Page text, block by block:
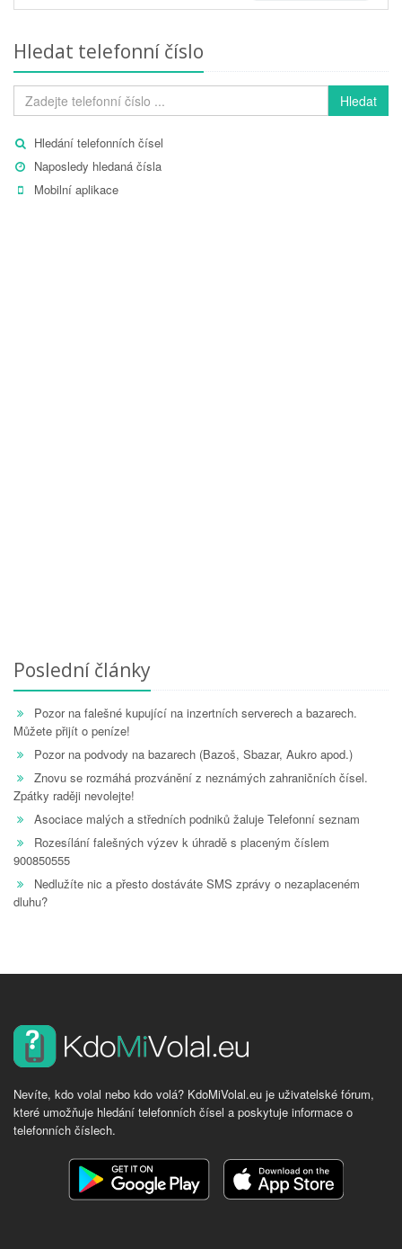
Hledat telefonní číslo
Hledat
Hledání telefonních čísel
Naposledy hledaná čísla
Mobilní aplikace
Poslední články
Pozor na falešné kupující na inzertních serverech a bazarech.
Můžete přijít o peníze!
Pozor na podvody na bazarech (Bazoš, Sbazar, Aukro apod.)
Znovu se rozmáhá prozvánění z neznámých zahraničních čísel.
Zpátky raději nevolejte!
Asociace malých a středních podniků žaluje Telefonní seznam
Rozesílání falešných výzev k úhradě s placeným číslem
900850555
Nedlužíte nic a přesto dostáváte SMS zprávy o nezaplaceném
dluhu?
Nevíte, kdo volal nebo kdo volá? KdoMiVolal.eu je uživatelské fórum,
které umožňuje hledání telefonních čísel a poskytuje informace o
telefonních číslech.